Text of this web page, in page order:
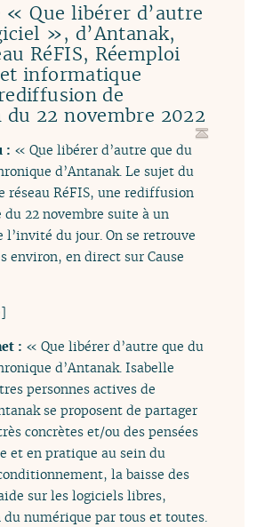
« Que libérer d’autre
», d’Antanak,
RéFIS, Réemploi
informatique
de
du 22 novembre 2022
: « Que libérer d’autre que du
d’Antanak. Le sujet du
réseau RéFIS, une rediffusion
du 22 novembre suite à un
l’invité du jour. On se retrouve
environ, en direct sur Cause
: « Que libérer d’autre que du
d’Antanak. Isabelle
personnes actives de
se proposent de partager
concrètes et/ou des pensées
et en pratique au sein du
la baisse des
sur les logiciels libres,
numérique par tous et toutes.